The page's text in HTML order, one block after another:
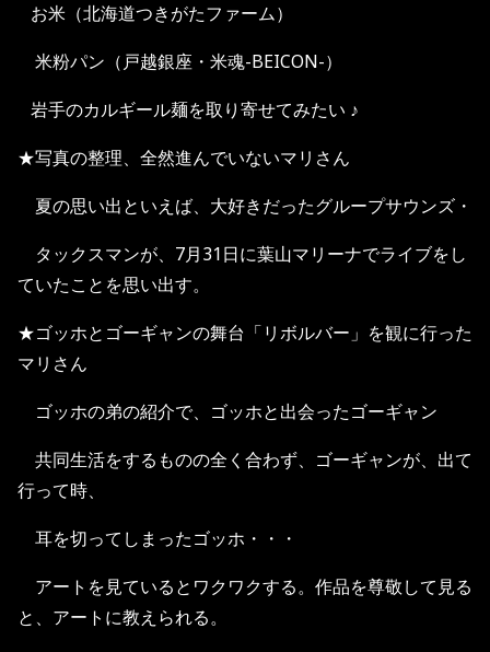
お米（北海道つきがたファーム）
米粉パン（戸越銀座・米魂-BEICON-）
岩手のカルギール麺を取り寄せてみたい ♪
★写真の整理、全然進んでいないマリさん
夏の思い出といえば、大好きだったグループサウンズ・
タックスマンが、7月31日に葉山マリーナでライブをし
ていたことを思い出す。
★ゴッホとゴーギャンの舞台「リボルバー」を観に行った
マリさん
ゴッホの弟の紹介で、ゴッホと出会ったゴーギャン
共同生活をするものの全く合わず、ゴーギャンが、出て
行って時、
耳を切ってしまったゴッホ・・・
アートを見ているとワクワクする。作品を尊敬して見る
と、アートに教えられる。